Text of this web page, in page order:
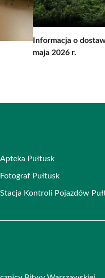
Informacja o
maja 2026 r.
Apteka Pułtusk
Fotograf Pułtusk
Stacja Kontroli Pojazdów